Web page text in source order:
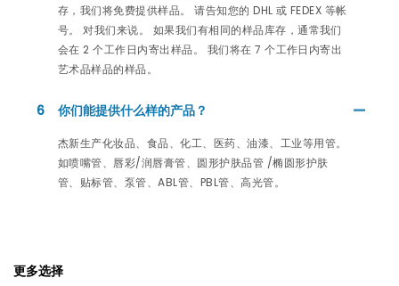
存，我们将免费提供样品。 请告知您的 DHL 或 FEDEX 等帐
号。 对我们来说。 如果我们有相同的样品库存，通常我们
会在 2 个工作日内寄出样品。 我们将在 7 个工作日内寄出
艺术品样品的样品。
6 你们能提供什么样的产品？
杰新生产化妆品、食品、化工、医药、油漆、工业等用管。
如喷嘴管、唇彩/润唇膏管、圆形护肤品管 /椭圆形护肤
管、贴标管、泵管、ABL管、PBL管、高光管。
更多选择